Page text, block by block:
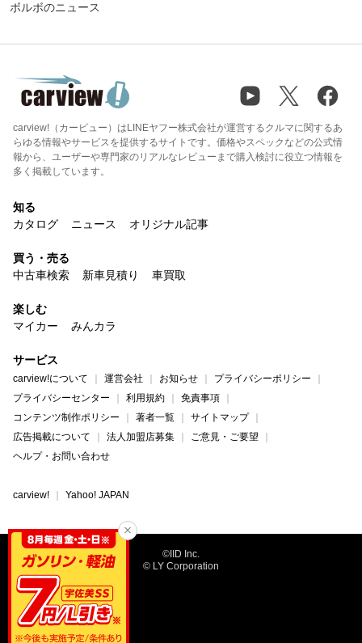
ボルボのニュース
carview!（カービュー）はLINEヤフー株式会社が運営するクルマに関するあ
らゆる情報やサービスを提供するサイトです。価格やスペックなどの公式情
報から、ユーザーや専門家のリアルなレビューまで購入検討に役立つ情報を
多く掲載しています。
知る
カタログ
ニュース オリジナル記事
買う・売る
中古車検索
新車見積り 車買取
楽しむ
マイカー
みんカラ
サービス
carview!について 運営会社 お知らせ
プライバシーポリシー
プライバシーセンター
利用規約
免責事項
コンテンツ制作ポリシー
著者一覧
サイトマップ
広告掲載について
法人加盟店募集
ご意見・ご要望
ヘルプ・お問い合わせ
carview! Yahoo! JAPAN
©IID Inc.
© LY Corporation